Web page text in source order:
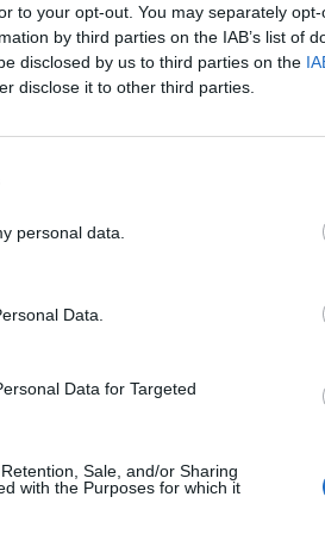
to your opt-out. You may separately
by third parties on the IAB’s list of
disclosed by us to third parties on the
disclose it to other third parties.
personal data.
Data.
Data for Targeted
Sale, and/or Sharing
with the Purposes for which it
a Come States?